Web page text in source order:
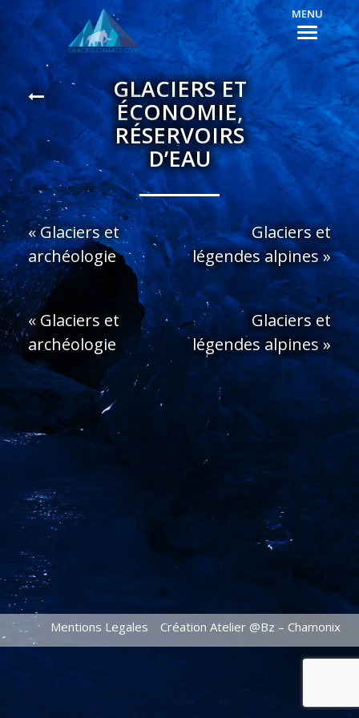
MENU
GLACIERS ET
ÉCONOMIE,
RÉSERVOIRS
D’EAU
«Glaciers et
archéologie
Glaciers et
légendes alpines»
«Glaciers et
archéologie
Glaciers et
légendes alpines »
Mentions Legales Création Atelier @Bz – Chamonix